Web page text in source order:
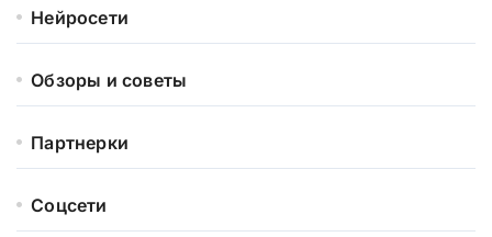
Нейросети
Обзоры и советы
Партнерки
Соцсети